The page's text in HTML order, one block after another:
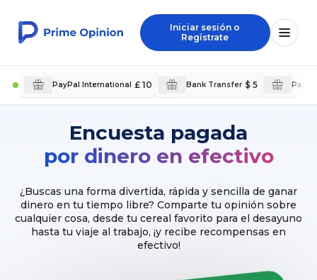
Iniciar sesión o
Regístrate
PayPal International £ 10 Bank Transfer $ 5
Encuesta pagada
por dinero en efectivo
¿Buscas una forma divertida, rápida y sencilla de ganar
dinero en tu tiempo libre? Comparte tu opinión sobre
cualquier cosa, desde tu cereal favorito para el desayuno
hasta tu viaje al trabajo, ¡y recibe recompensas en
efectivo!